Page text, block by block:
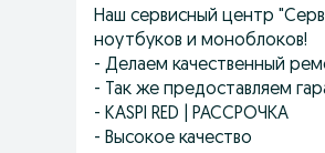
Наш сервисный центр
ноутбуков и моноблоков!
- Делаем качественный
- Так же предоставляем
- KASPI RED | РАССРОЧКА
- Высокое качество